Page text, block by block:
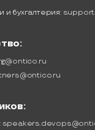
и бухгалтерия: